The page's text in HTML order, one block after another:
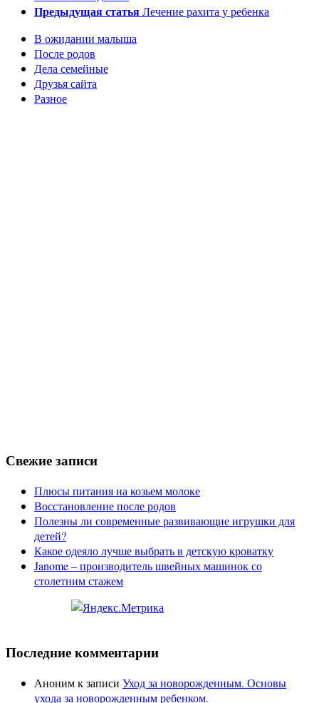
Предыдущая статьяЛечение рахита у ребенка
В ожидании малыша
После родов
Дела семейные
Друзья сайта
Разное
Свежие записи
Плюсы питания на козьем молоке
Восстановление после родов
Полезны ли современные развивающие игрушки для
детей?
Какое одеяло лучше выбрать в детскую кроватку
Janome – производитель швейных машинок со
столетним стажем
Последние комментарии
Анонимк записи Уход за новорожденным. Основы
ухода за новорожденным ребенком.